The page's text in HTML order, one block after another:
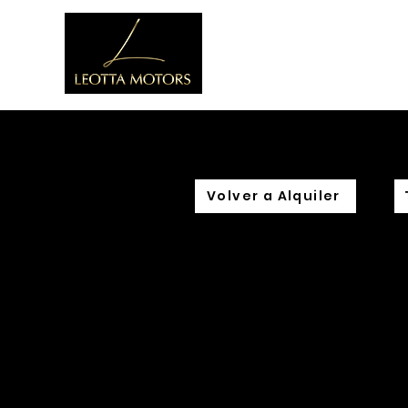
Volver a Alquiler